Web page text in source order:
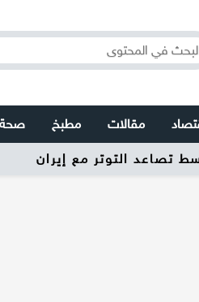
مقالات مطبخ
تصاعد التوتر مع إيران